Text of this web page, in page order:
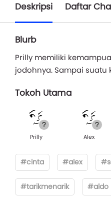
Deskripsi Daftar
Blurb
Prilly memiliki
jodohnya. Sampai suatu
Tokoh Utama
Prilly Alex
#cinta #alex
#tarikmenarik #aldo